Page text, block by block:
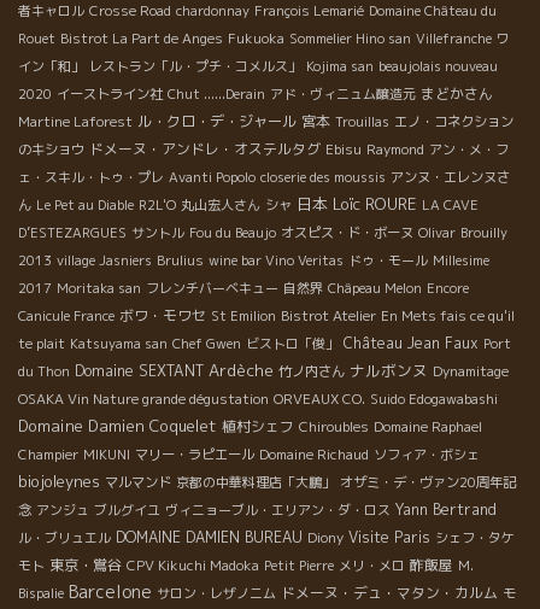
者キャロル Crosse Road chardonnay François Lemarié Domaine Château du
Rouet Bistrot La Part de Anges Fukuoka Sommelier Hino san Villefranche ワ
イン「和」
レストラン「ル・プチ・コメルス」 Kojima san beaujolais nouveau
2020 イーストライン社 Chut ......Derain アド・ヴィニュム醸造元 まどかさん
Martine Laforest ル・クロ・デ・ジャール 宮本 Trouillas エノ・コネクション
のキショウ ドメーヌ・アンドレ・オステルタグ Ebisu Raymond アン・メ・フ
ェ・スキル・トゥ・プレ Avanti Popolo closerie des moussis アンヌ・エレンヌさ
ん Le Pet au Diable R2L'O 丸山宏人さん シャ 日本 Loïc ROURE LA CAVE
D’ESTEZARGUES サントル Fou du Beaujo オスピス・ド・ボーヌ Olivar Brouilly
2013 village Jasniers Brulius wine bar Vino Veritas ドゥ・モール Millesime
2017 Moritaka san フレンチバーベキュー 自然界 Châpeau Melon Encore
Canicule France ボワ・モワセ St Emilion Bistrot Atelier En Mets fais ce qu'il
te plait Katsuyama san Chef Gwen ビストロ「俊」 Château Jean Faux Port
du Thon Domaine SEXTANT Ardèche 竹ノ内さん ナルボンヌ Dynamitage
OSAKA Vin Nature grande dégustation ORVEAUX CO. Suido Edogawabashi
Domaine Damien Coquelet 植村シェフ Chiroubles Domaine Raphael
Champier MIKUNI マリー・ラピエール Domaine Richaud ソフィア・ボシェ
biojoleynes マルマンド 京都の中華料理店「大鵬」
オザミ・デ・ヴァン20周年記
念 アンジュ ブルグイユ ヴィニョーブル・エリアン・ダ・ロス Yann Bertrand
ル・ブリュエル DOMAINE DAMIEN BUREAU Diony Visite Paris シェフ・タケ
モト 東京・鴬谷 CPV Kikuchi Madoka Petit Pierre メリ・メロ 酢飯屋 M.
Bispalie Barcelone サロン・レザノニム ドメーヌ・デュ・マタン・カルム モ